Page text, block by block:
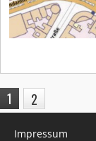
1 2
Impressum